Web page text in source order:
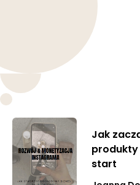
Jak
produkty
start